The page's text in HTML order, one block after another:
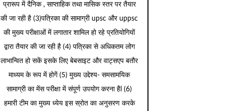
प्रारूप में दैनिक , साप्ताहिक तथा मासिक स्तर पर तैयार
की जा रही है (3)पत्रिका की सामाग्री upsc और uppsc
की मुख्य परीक्षाओं में लगातार शामिल हो रहे प्रतियोगियों
द्वारा तैयार की जा रही है (4) पत्रिका से अधिकतम लोग
लाभान्वित हो सकें इसके लिए बेबसाइट और वाट्सएप बतौर
माध्यम के रूप में होगें (5) मुख्य उद्देश्य- समसामयिक
सामाग्री का मेंस परीक्षा में संपूर्ण उपयोग करना हैl (6)
हमारी टीम का मुख्य ध्येय इस स्रोत का अनुसरण करके